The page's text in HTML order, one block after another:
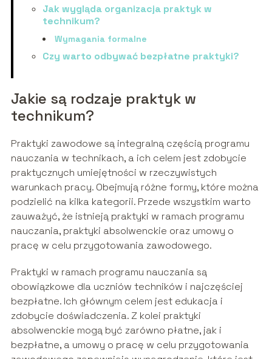
Jak wygląda organizacja praktyk w
technikum?
Wymagania formalne
Czy warto odbywać bezpłatne praktyki?
Jakie są rodzaje praktyk w
technikum?
Praktyki zawodowe są integralną częścią programu
nauczania w technikach, a ich celem jest zdobycie
praktycznych umiejętności w rzeczywistych
warunkach pracy. Obejmują różne formy, które można
podzielić na kilka kategorii. Przede wszystkim warto
zauważyć, że istnieją praktyki w ramach programu
nauczania, praktyki absolwenckie oraz umowy o
pracę w celu przygotowania zawodowego.
Praktyki w ramach programu nauczania są
obowiązkowe dla uczniów techników i najczęściej
bezpłatne. Ich głównym celem jest edukacja i
zdobycie doświadczenia. Z kolei praktyki
absolwenckie mogą być zarówno płatne, jak i
bezpłatne, a umowy o pracę w celu przygotowania